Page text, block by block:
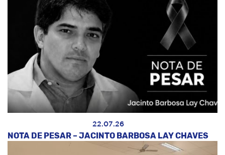
22.07.26
NOTA DE PESAR – JACINTO BARBOSA LAY CHAVES